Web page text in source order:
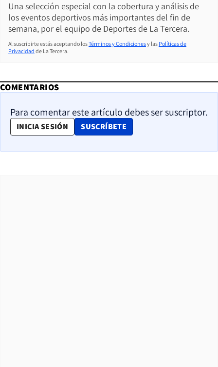
Una selección especial con la cobertura y análisis de
los eventos deportivos más importantes del fin de
semana, por el equipo de Deportes de La Tercera.
Al suscribirte estás aceptando losTérminos y Condicionesy las Políticas de
Privacidad de La Tercera.
COMENTARIOS
Para comentar este artículo debes ser suscriptor.
INICIA SESIÓN SUSCRÍBETE
OPENS IN NEW WINDOW